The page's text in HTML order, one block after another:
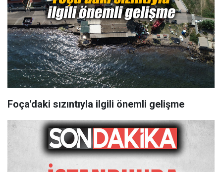
Foça'daki sızıntıyla ilgili önemli gelişme